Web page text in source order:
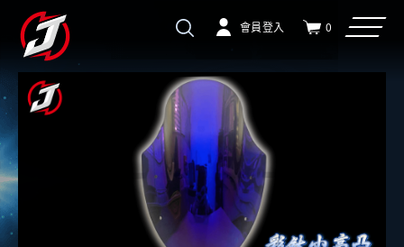
會員登入 0